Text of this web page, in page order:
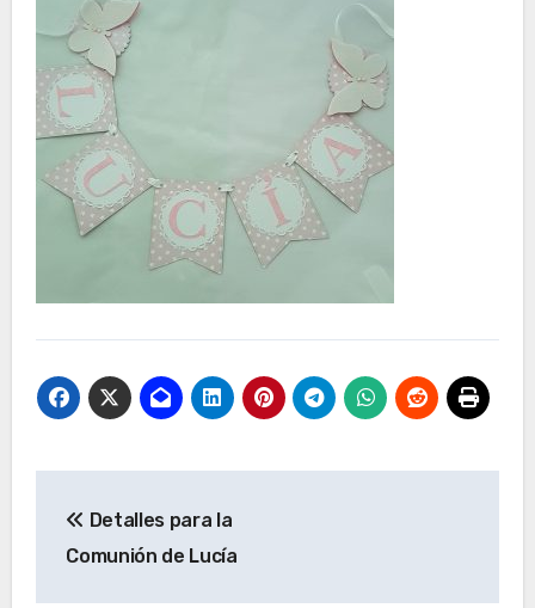
de
Detalles para la
Comunión de Lucía